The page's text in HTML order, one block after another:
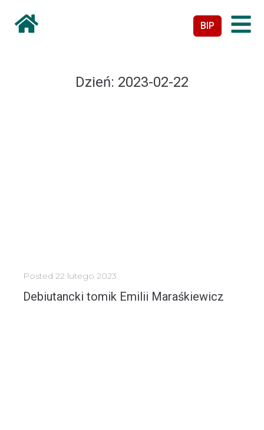
BIP
Dzień: 2023-02-22
Posted 22 lutego 2023
Debiutancki tomik Emilii Maraśkiewicz